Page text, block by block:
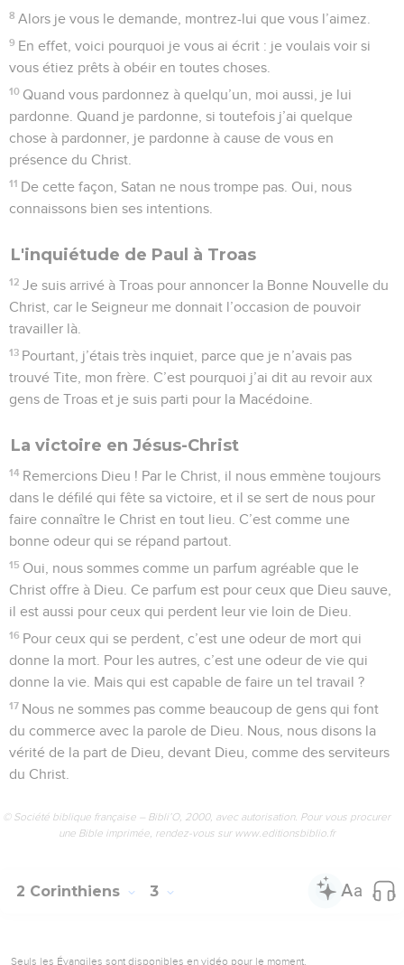
8 Alors je vous le demande, montrez-lui que vous l’aimez.
9 En effet, voici pourquoi je vous ai écrit : je voulais voir si
vous étiez prêts à obéir en toutes choses.
10 Quand vous pardonnez à quelqu’un, moi aussi, je lui
pardonne. Quand je pardonne, si toutefois j’ai quelque
chose à pardonner, je pardonne à cause de vous en
présence du Christ.
11 De cette façon, Satan ne nous trompe pas. Oui, nous
connaissons bien ses intentions.
L'inquiétude de Paul à Troas
12 Je suis arrivé à Troas pour annoncer la Bonne Nouvelle du
Christ, car le Seigneur me donnait l’occasion de pouvoir
travailler là.
13 Pourtant, j’étais très inquiet, parce que je n’avais pas
trouvé Tite, mon frère. C’est pourquoi j’ai dit au revoir aux
gens de Troas et je suis parti pour la Macédoine.
La victoire en Jésus-Christ
14 Remercions Dieu ! Par le Christ, il nous emmène toujours
dans le défilé qui fête sa victoire, et il se sert de nous pour
faire connaître le Christ en tout lieu. C’est comme une
bonne odeur qui se répand partout.
15 Oui, nous sommes comme un parfum agréable que le
Christ offre à Dieu. Ce parfum est pour ceux que Dieu sauve,
il est aussi pour ceux qui perdent leur vie loin de Dieu.
16 Pour ceux qui se perdent, c’est une odeur de mort qui
donne la mort. Pour les autres, c’est une odeur de vie qui
donne la vie. Mais qui est capable de faire un tel travail ?
17 Nous ne sommes pas comme beaucoup de gens qui font
du commerce avec la parole de Dieu. Nous, nous disons la
vérité de la part de Dieu, devant Dieu, comme des serviteurs
du Christ.
© Société biblique française – Bibli’O, 2000, avec autorisation. Pour vous procurer
une Bible imprimée, rendez-vous sur www.editionsbiblio.fr
2 Corinthiens 3
Seuls les Évangiles sont disponibles en vidéo pour le moment.